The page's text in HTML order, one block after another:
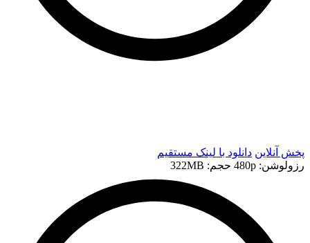
پخش آنلاین دانلود با لينک مستقيم
رزولوشن: 480p
حجم: 322MB